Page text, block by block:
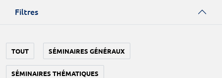
Filtres
TOUT SÉMINAIRES GÉNÉRAUX
SÉMINAIRES THÉMATIQUES